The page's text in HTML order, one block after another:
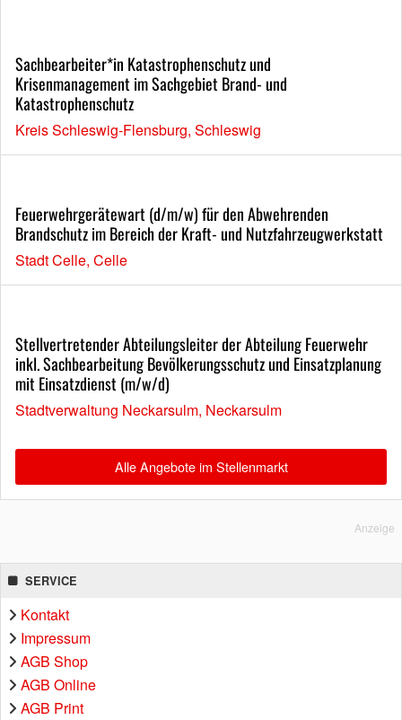
Sachbearbeiter*in Katastrophenschutz und
Krisenmanagement im Sachgebiet Brand- und
Katastrophenschutz
Kreis Schleswig-Flensburg, Schleswig
Feuerwehrgerätewart (d/m/w) für den Abwehrenden
Brandschutz im Bereich der Kraft- und Nutzfahrzeugwerkstatt
Stadt Celle, Celle
Stellvertretender Abteilungsleiter der Abteilung Feuerwehr
inkl. Sachbearbeitung Bevölkerungsschutz und Einsatzplanung
mit Einsatzdienst (m/w/d)
Stadtverwaltung Neckarsulm, Neckarsulm
Alle Angebote im Stellenmarkt
Anzeige
SERVICE
Kontakt
Impressum
AGB Shop
AGB Online
AGB Print